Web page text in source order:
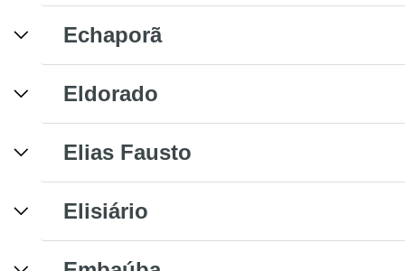
Echaporã
Eldorado
Elias Fausto
Elisiário